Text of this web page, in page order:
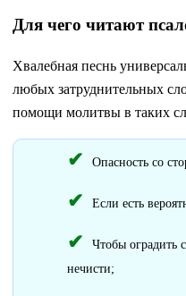
Для чего читают
Хвалебная песнь
любых затруднительных
помощи молитвы в таких
Опасность со
Если есть
Чтобы оградить
нечисти;